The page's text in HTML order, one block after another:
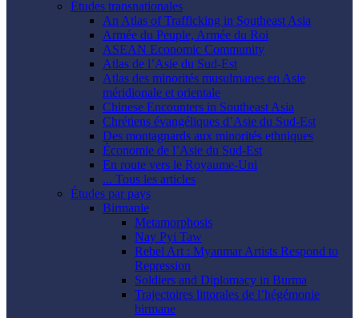
Études transnationales
An Atlas of Trafficking in Southeast Asia
Armée du Peuple, Armée du Roi
ASEAN Economic Community
Atlas de l’Asie du Sud-Est
Atlas des minorités musulmanes en Asie
méridionale et orientale
Chinese Encounters in Southeast Asia
Chrétiens évangéliques d’Asie du Sud-Est
Des montagnards aux minorités ethniques
Économie de l’Asie du Sud-Est
En route vers le Royaume-Uni
... Tous les articles
Études par pays
Birmanie
Metamorphosis
Nay Pyi Taw
Rebel Art : Myanmar Artists Respond to
Repression
Soldiers and Diplomacy in Burma
Trajectoires littorales de l’hégémonie
birmane